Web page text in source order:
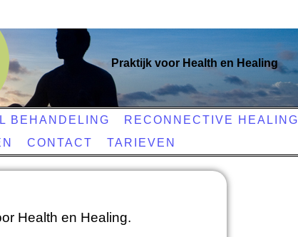
Praktijk voor Health en Healing
BEHANDELING
RECONNECTIVE HEALING
CONTACT TARIEVEN
Health en Healing.